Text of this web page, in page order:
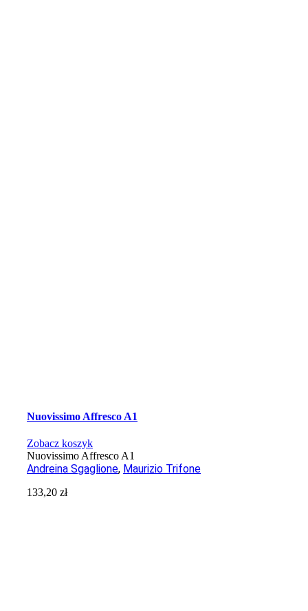
Nuovissimo Affresco A1
Zobacz koszyk
Nuovissimo Affresco A1
Andreina Sgaglione, Maurizio Trifone
133,20zł